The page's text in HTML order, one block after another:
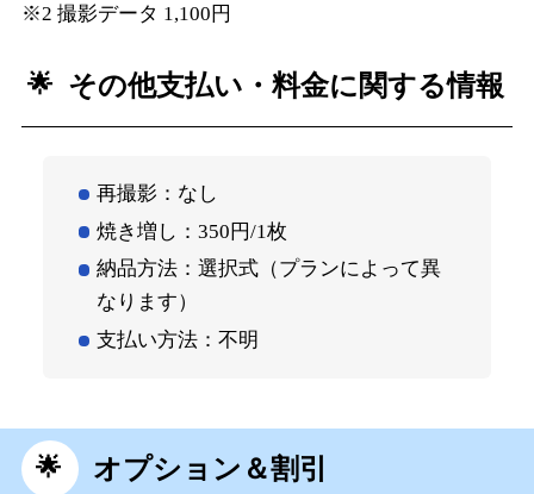
※2 撮影データ 1,100円
その他支払い・料金に関する情報
再撮影：なし
焼き増し：350円/1枚
納品方法：選択式（プランによって異
なります）
支払い方法：不明
オプション＆割引